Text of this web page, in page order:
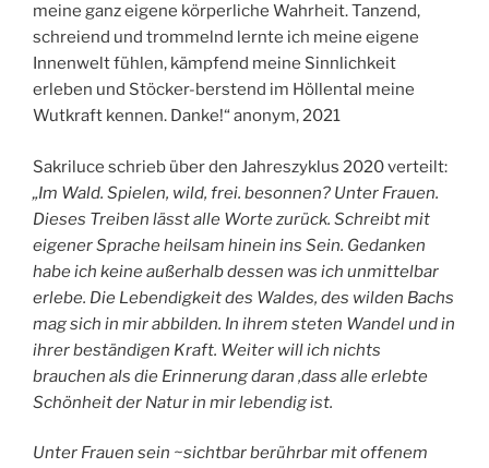
meine ganz eigene körperliche Wahrheit. Tanzend,
schreiend und trommelnd lernte ich meine eigene
Innenwelt fühlen, kämpfend meine Sinnlichkeit
erleben und Stöcker-berstend im Höllental meine
Wutkraft kennen. Danke!“ anonym, 2021
Sakriluce schrieb über den Jahreszyklus 2020 verteilt:
„Im Wald. Spielen, wild, frei. besonnen? Unter Frauen.
Dieses Treiben lässt alle Worte zurück. Schreibt mit
eigener Sprache heilsam hinein ins Sein. Gedanken
habe ich keine außerhalb dessen was ich unmittelbar
erlebe. Die Lebendigkeit des Waldes, des wilden Bachs
mag sich in mir abbilden. In ihrem steten Wandel und in
ihrer beständigen Kraft. Weiter will ich nichts
brauchen als die Erinnerung daran ,dass alle erlebte
Schönheit der Natur in mir lebendig ist.
Unter Frauen sein ~sichtbar berührbar mit offenem